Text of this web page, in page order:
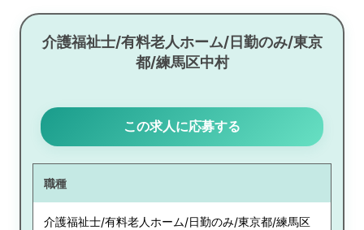
介護福祉士/有料老人ホーム/日勤のみ/東京
都/練馬区中村
この求人に応募する
職種
介護福祉士/有料老人ホーム/日勤のみ/東京都/練馬区